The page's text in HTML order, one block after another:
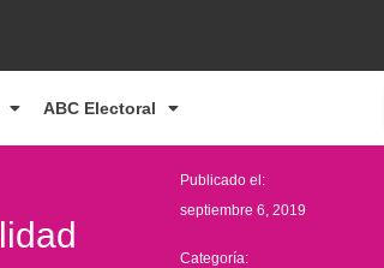
ABC Electoral
Publicado el:
septiembre 6, 2019
Categoría: